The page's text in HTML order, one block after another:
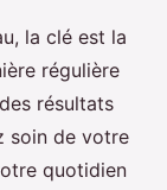
la clé est la
régulière
résultats
soin de votre
quotidien